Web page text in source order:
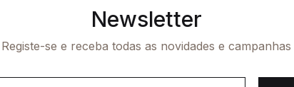
Newsletter
Registe-se e receba todas as novidades e campanhas